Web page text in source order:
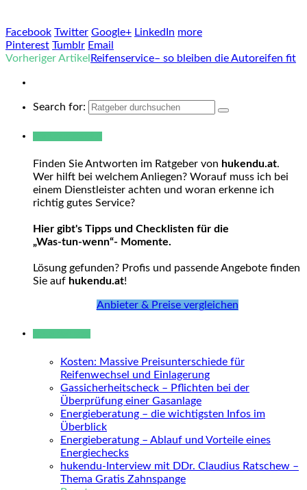
Facebook Twitter Google+ LinkedIn more
Pinterest Tumblr Email
Vorheriger Artikel Reifenservice– so bleiben die Autoreifen fit
Search for:
Finden Sie Antworten im Ratgeber von hukendu.at.
Wer hilft bei welchem Anliegen? Worauf muss ich bei
einem Dienstleister achten und woran erkenne ich
richtig gutes Service?
Hier gibt's Tipps und Checklisten für die
„Was-tun-wenn“- Momente.
Lösung gefunden? Profis und passende Angebote finden
Sie auf hukendu.at!
Anbieter & Preise vergleichen
Kosten: Massive Preisunterschiede für
Reifenwechsel und Einlagerung
Gassicherheitscheck – Pflichten bei der
Überprüfung einer Gasanlage
Energieberatung – die wichtigsten Infos im
Überblick
Energieberatung – Ablauf und Vorteile eines
Energiechecks
hukendu-Interview mit DDr. Claudius Ratschew –
Thema Gratis Zahnspange